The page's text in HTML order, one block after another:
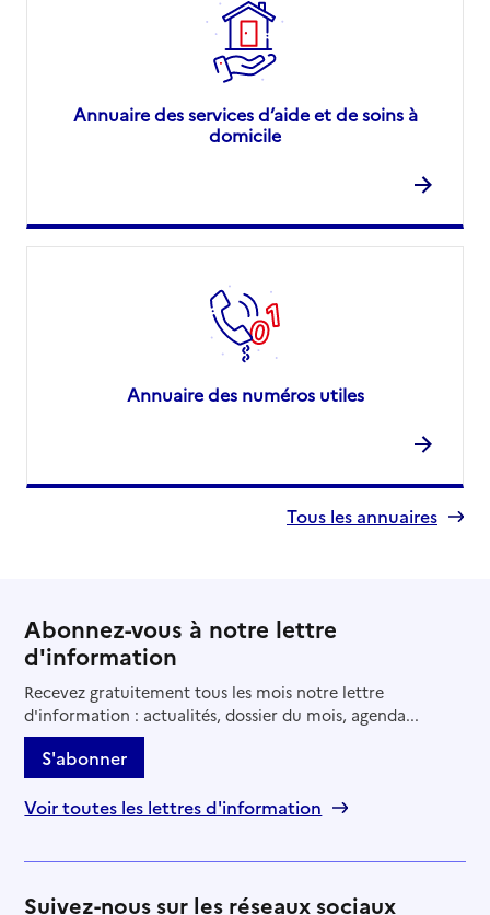
Annuaire des services d’aide et de soins à
domicile
Annuaire des numéros utiles
Tous les annuaires
Abonnez-vous à notre lettre
d'information
Recevez gratuitement tous les mois notre lettre
d'information : actualités, dossier du mois, agenda...
S'abonner
Voir toutes les lettres d'information
Suivez-nous sur les réseaux sociaux